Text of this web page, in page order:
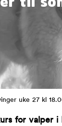
uke 27 kl
for valper i